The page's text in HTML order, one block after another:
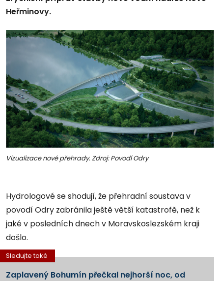
Heřminovy.
Vizualizace nové přehrady. Zdroj: Povodí Odry
Hydrologové se shodují, že přehradní soustava v
povodí Odry zabránila ještě větší katastrofě, než k
jaké v posledních dnech v Moravskoslezském kraji
došlo.
Sledujte také
Zaplavený Bohumín přečkal nejhorší noc, od